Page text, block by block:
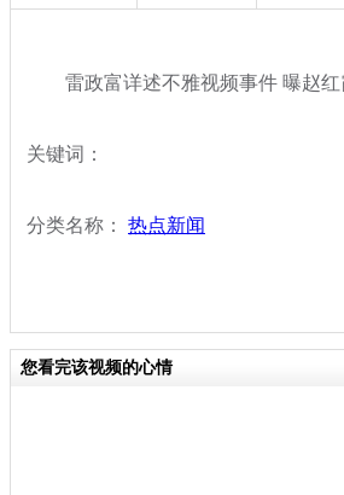
雷政富详述不雅视频事件 曝赵红
关键词：
分类名称： 热点新闻
您看完该视频的心情